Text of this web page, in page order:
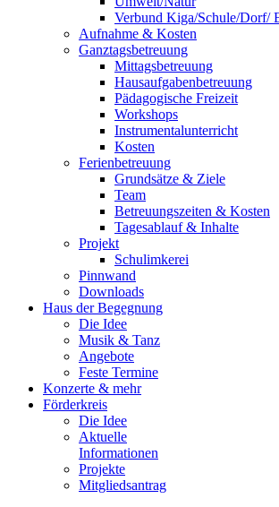
Verbund Kiga/Schule/Dorf/
Aufnahme & Kosten
Ganztagsbetreuung
Mittagsbetreuung
Hausaufgabenbetreuung
Pädagogische Freizeit
Workshops
Instrumentalunterricht
Kosten
Ferienbetreuung
Grundsätze & Ziele
Team
Betreuungszeiten & Kosten
Tagesablauf & Inhalte
Projekt
Schulimkerei
Pinnwand
Downloads
Haus der Begegnung
Die Idee
Musik & Tanz
Angebote
Feste Termine
Konzerte & mehr
Förderkreis
Die Idee
Aktuelle
Informationen
Projekte
Mitgliedsantrag